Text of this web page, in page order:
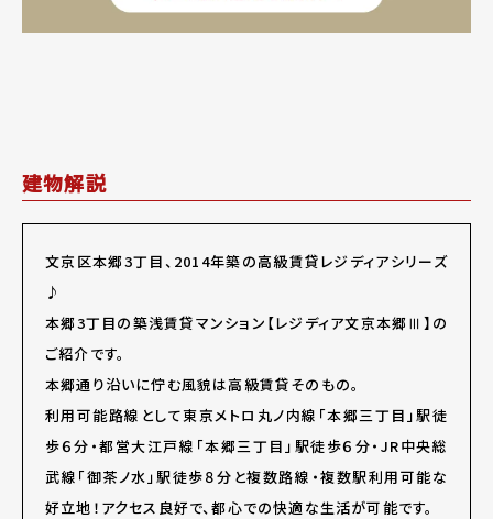
建物解説
文京区本郷3丁目、2014年築の高級賃貸レジディアシリーズ
♪
本郷3丁目の築浅賃貸マンション【レジディア文京本郷Ⅲ】の
ご紹介です。
本郷通り沿いに佇む風貌は高級賃貸そのもの。
利用可能路線として東京メトロ丸ノ内線「本郷三丁目」駅徒
歩６分・都営大江戸線「本郷三丁目」駅徒歩６分・JR中央総
武線「御茶ノ水」駅徒歩８分と複数路線・複数駅利用可能な
好立地！アクセス良好で、都心での快適な生活が可能です。